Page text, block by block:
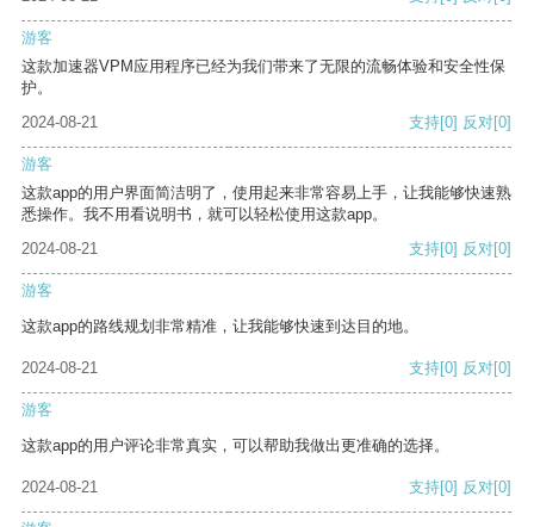
游客
这款加速器VPM应用程序已经为我们带来了无限的流畅体验和安全性保
护。
2024-08-21
支持[0] 反对[0]
游客
这款app的用户界面简洁明了，使用起来非常容易上手，让我能够快速熟
悉操作。我不用看说明书，就可以轻松使用这款app。
2024-08-21
支持[0] 反对[0]
游客
这款app的路线规划非常精准，让我能够快速到达目的地。
2024-08-21 支持[0] 反对[0]
游客
这款app的用户评论非常真实，可以帮助我做出更准确的选择。
2024-08-21 支持[0] 反对[0]